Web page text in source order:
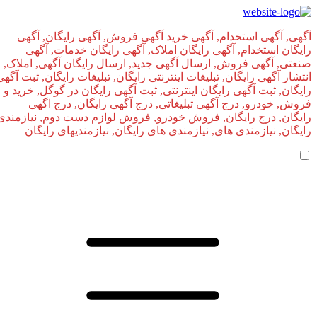
آگهی, آگهی استخدام, آگهی خرید آگهی فروش, آگهی رایگان, آگهی
رایگان استخدام, آگهی رایگان املاک, آگهی رایگان خدمات, آگهی
صنعتی, آگهی فروش, ارسال آگهی جدید, ارسال رایگان آگهی, املاک,
انتشار آگهی رایگان, تبلیغات اینترنتی رایگان, تبلیغات رایگان, ثبت آگهی
رایگان, ثبت آگهی رایگان اینترنتی, ثبت آگهی رایگان در گوگل, خرید و
فروش, خودرو, درج آگهی تبلیغاتی, درج آگهی رایگان, درج اگهی
رایگان, درج رایگان, فروش خودرو, فروش لوازم دست دوم, نیازمندی
رایگان, نیازمندی های, نیازمندی‌ های رایگان, نیازمندیهای رایگان